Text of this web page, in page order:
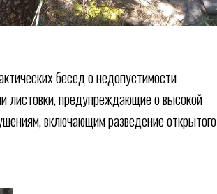
бесед о недопустимости
листовки, предупреждающие о высокой
включающим разведение открытого